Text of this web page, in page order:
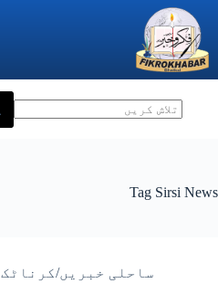
content
Tag Sirsi News
ساحلی خبریں/کرناٹک